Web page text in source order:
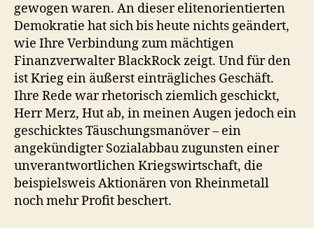
gewogen waren. An dieser elitenorientierten
Demokratie hat sich bis heute nichts geändert,
wie Ihre Verbindung zum mächtigen
Finanzverwalter BlackRock zeigt. Und für den
ist Krieg ein äußerst einträgliches Geschäft.
Ihre Rede war rhetorisch ziemlich geschickt,
Herr Merz, Hut ab, in meinen Augen jedoch ein
geschicktes Täuschungsmanöver – ein
angekündigter Sozialabbau zugunsten einer
unverantwortlichen Kriegswirtschaft, die
beispielsweis Aktionären von Rheinmetall
noch mehr Profit beschert.